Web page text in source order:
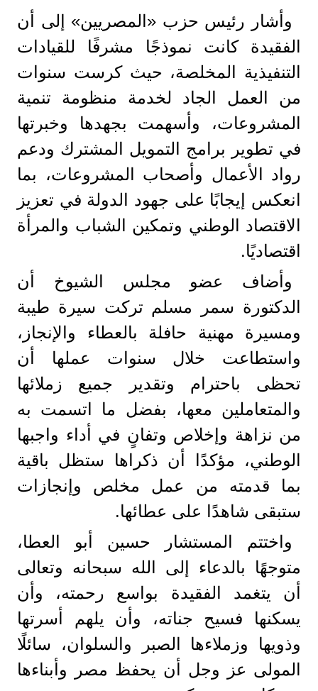
وأشار رئيس حزب «المصريين» إلى أن
الفقيدة كانت نموذجًا مشرفًا للقيادات
التنفيذية المخلصة، حيث كرست سنوات
من العمل الجاد لخدمة منظومة تنمية
المشروعات، وأسهمت بجهدها وخبرتها
في تطوير برامج التمويل المشترك ودعم
رواد الأعمال وأصحاب المشروعات، بما
انعكس إيجابًا على جهود الدولة في تعزيز
الاقتصاد الوطني وتمكين الشباب والمرأة
اقتصاديًا.
وأضاف عضو مجلس الشيوخ أن
الدكتورة سمر مسلم تركت سيرة طيبة
ومسيرة مهنية حافلة بالعطاء والإنجاز،
واستطاعت خلال سنوات عملها أن
تحظى باحترام وتقدير جميع زملائها
والمتعاملين معها، بفضل ما اتسمت به
من نزاهة وإخلاص وتفانٍ في أداء واجبها
الوطني، مؤكدًا أن ذكراها ستظل باقية
بما قدمته من عمل مخلص وإنجازات
ستبقى شاهدًا على عطائها.
واختتم المستشار حسين أبو العطا،
متوجهًا بالدعاء إلى الله سبحانه وتعالى
أن يتغمد الفقيدة بواسع رحمته، وأن
يسكنها فسيح جناته، وأن يلهم أسرتها
وذويها وزملاءها الصبر والسلوان، سائلًا
المولى عز وجل أن يحفظ مصر وأبناءها